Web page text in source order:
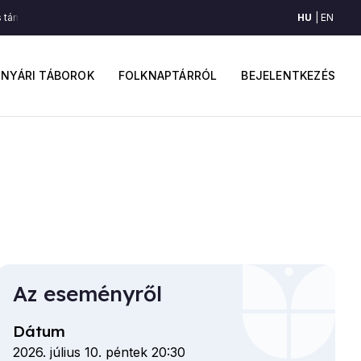
fiók
menüje
BEJELENTKEZÉS
NYÁRI TÁBOROK FOLKNAPTÁRRÓL
(Erdővidék) Erdővidéki
HU EN
Az eseményről
Dátum
2026. július 10. péntek 20:30